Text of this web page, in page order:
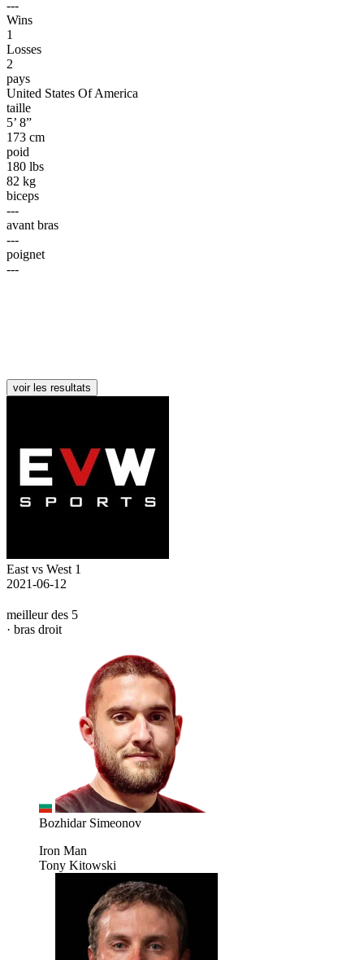
---
Wins
1
Losses
2
pays
United States Of America
taille
5’ 8”
173 cm
poid
180 lbs
82 kg
biceps
---
avant bras
---
poignet
---
voir les resultats
East vs West 1
2021-06-12
meilleur des 5
· bras droit
Bozhidar Simeonov
Iron Man
Tony Kitowski